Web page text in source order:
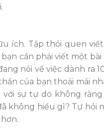
ích. Tập thói quen
cần phải viết một
nói về việc dành ra
của bạn thoải mái
sự tự do không ràng
ã không hiểu gì? Tự hỏi